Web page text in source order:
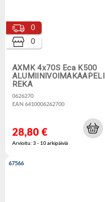
AXMK 4x70S Eca K500
ALUMIINIVOIMAKAAPELI
REKA
0626270
EAN 6410006262700
0
0
28,80 €
Arvioitu: 3 - 10 arkipäiviä
67566